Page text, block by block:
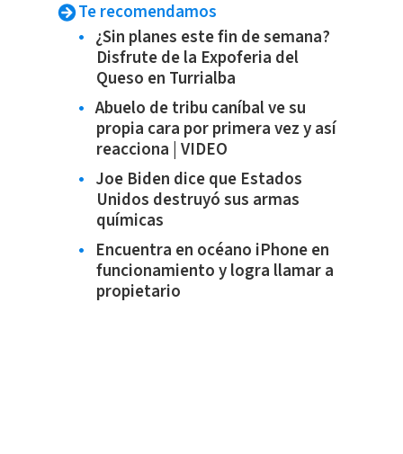
Te recomendamos
¿Sin planes este fin de semana?
Disfrute de la Expoferia del
Queso en Turrialba
Abuelo de tribu caníbal ve su
propia cara por primera vez y así
reacciona | VIDEO
Joe Biden dice que Estados
Unidos destruyó sus armas
químicas
Encuentra en océano iPhone en
funcionamiento y logra llamar a
propietario